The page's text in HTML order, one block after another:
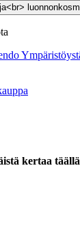
kertaa